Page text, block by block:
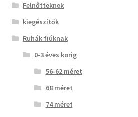
Felnőtteknek
kiegészítők
Ruhák fiúknak
0-3 éves korig
56-62 méret
68 méret
74 méret